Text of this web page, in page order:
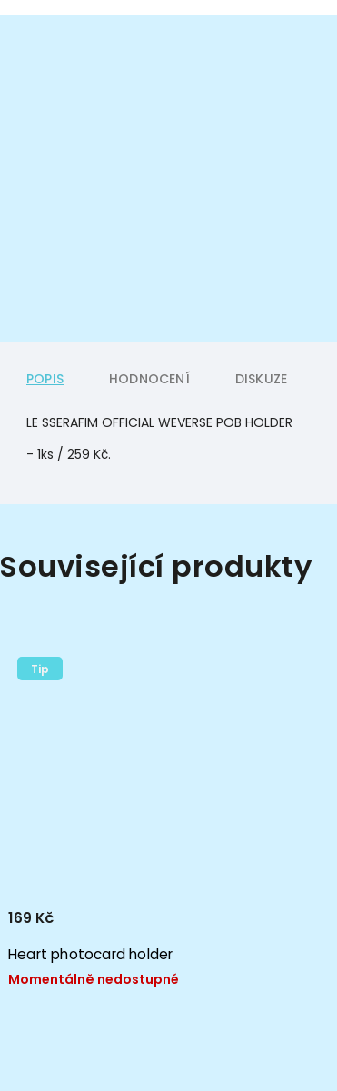
POPIS HODNOCENÍ DISKUZE
LE SSERAFIM OFFICIAL WEVERSE POB HOLDER
- 1ks / 259 Kč.
Související produkty
Tip
Heart photocard holder
Momentálně nedostupné
169 Kč